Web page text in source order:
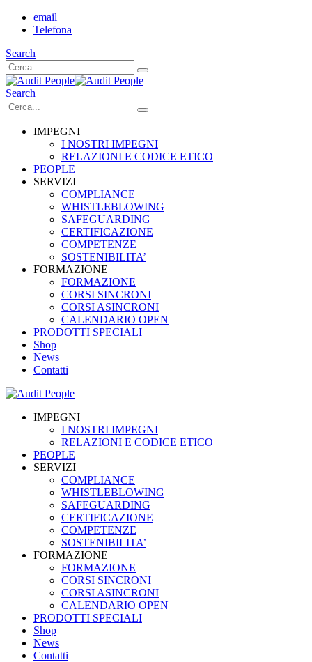
email
Telefona
Search
Search
IMPEGNI
I NOSTRI IMPEGNI
RELAZIONI E CODICE ETICO
PEOPLE
SERVIZI
COMPLIANCE
WHISTLEBLOWING
SAFEGUARDING
CERTIFICAZIONE
COMPETENZE
SOSTENIBILITA’
FORMAZIONE
FORMAZIONE
CORSI SINCRONI
CORSI ASINCRONI
CALENDARIO OPEN
PRODOTTI SPECIALI
Shop
News
Contatti
IMPEGNI
I NOSTRI IMPEGNI
RELAZIONI E CODICE ETICO
PEOPLE
SERVIZI
COMPLIANCE
WHISTLEBLOWING
SAFEGUARDING
CERTIFICAZIONE
COMPETENZE
SOSTENIBILITA’
FORMAZIONE
FORMAZIONE
CORSI SINCRONI
CORSI ASINCRONI
CALENDARIO OPEN
PRODOTTI SPECIALI
Shop
News
Contatti